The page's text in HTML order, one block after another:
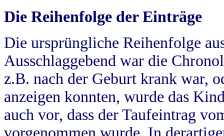
Die Reihenfolge der Einträge
Die ursprüngliche Reihenfolge
Ausschlaggebend war die
z.B. nach der Geburt krank war,
anzeigen konnten, wurde das
auch vor, dass der Taufeintrag